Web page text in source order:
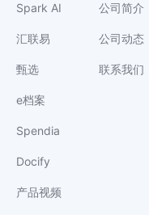
Spark AI
汇联易
甄选
e档案
Spendia
Docify
产品视频
公司简介
公司动态
联系我们